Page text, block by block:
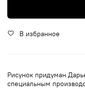
В избранное
Рисунок придуман
специальным